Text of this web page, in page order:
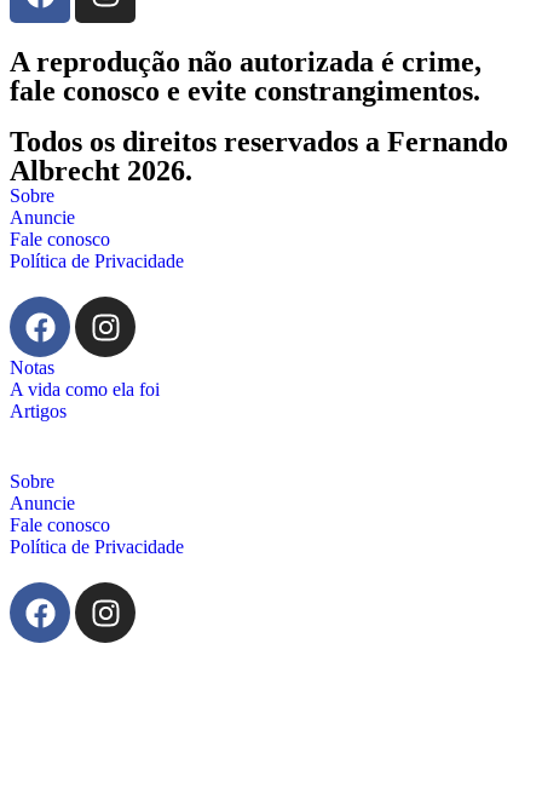
A reprodução não autorizada é crime,
fale conosco e evite constrangimentos.
Todos os direitos reservados a Fernando
Albrecht 2026.
Sobre
Anuncie
Fale conosco
Política de Privacidade
Notas
A vida como ela foi
Artigos
Sobre
Anuncie
Fale conosco
Política de Privacidade